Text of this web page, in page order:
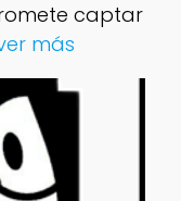
captar
más